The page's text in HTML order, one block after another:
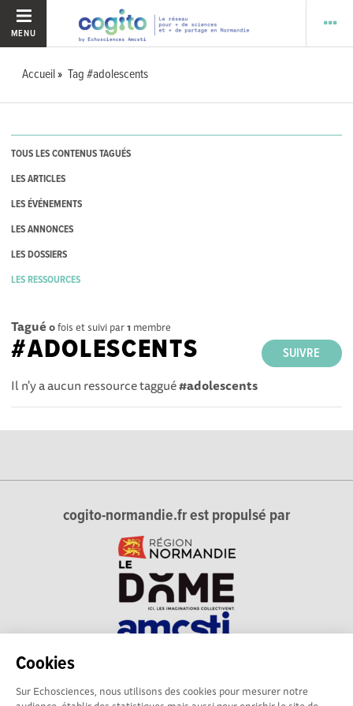
Cookies
Sur Echosciences, nous utilisons des cookies pour mesurer notre
MENU
Accueil Tag #adolescents
TOUS LES CONTENUS TAGUÉS
LES ARTICLES
LES ÉVÉNEMENTS
LES ANNONCES
LES DOSSIERS
LES RESSOURCES
Tagué 0fois et suivi par1 membre
SUIVRE
#ADOLESCENTS
Il n'y a aucun ressource taggué#adolescents
cogito-normandie.fr est propulsé par
technique et du dialogue science-société en Normandie.